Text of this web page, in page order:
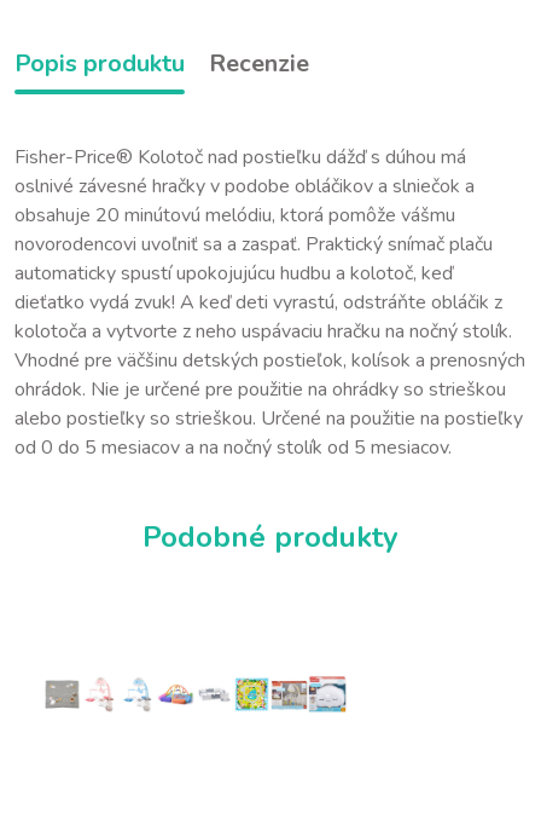
Popis produktu Recenzie
Fisher-Price® Kolotoč nad postieľku dážď s dúhou má
oslnivé závesné hračky v podobe obláčikov a slniečok a
obsahuje 20 minútovú melódiu, ktorá pomôže vášmu
novorodencovi uvoľniť sa a zaspať. Praktický snímač plaču
automaticky spustí upokojujúcu hudbu a kolotoč, keď
dieťatko vydá zvuk! A keď deti vyrastú, odstráňte obláčik z
kolotoča a vytvorte z neho uspávaciu hračku na nočný stolík.
Vhodné pre väčšinu detských postieľok, kolísok a prenosných
ohrádok. Nie je určené pre použitie na ohrádky so strieškou
alebo postieľky so strieškou. Určené na použitie na postieľky
od 0 do 5 mesiacov a na nočný stolík od 5 mesiacov.
Podobné produkty